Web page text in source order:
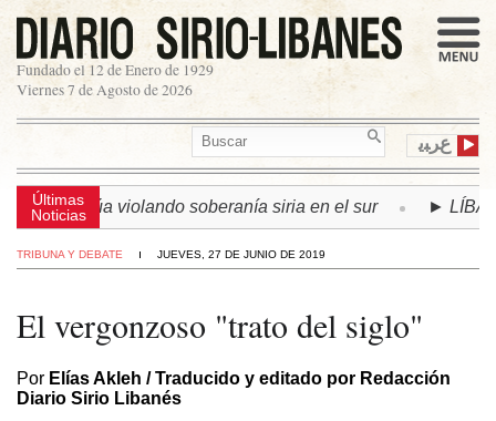
Fundado el 12 de Enero de 1929
Viernes 7 de Agosto de 2026
ﻉﺮﺒﻳ
Últimas
Noticiasviolando soberanía siria en el sur ► LÍBANO |
TRIBUNA Y DEBATE JUEVES, 27 DE JUNIO DE 2019
El vergonzoso "trato del siglo"
Por Elías Akleh / Traducido y editado por Redacción
Diario Sirio Libanés